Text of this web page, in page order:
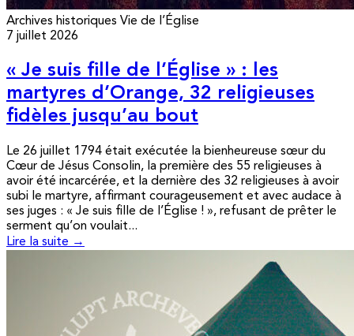
Archives historiques Vie de l’Église
7 juillet 2026
« Je suis fille de l’Église » : les
martyres d’Orange, 32 religieuses
fidèles jusqu’au bout
Le 26 juillet 1794 était exécutée la bienheureuse sœur du
Cœur de Jésus Consolin, la première des 55 religieuses à
avoir été incarcérée, et la dernière des 32 religieuses à avoir
subi le martyre, affirmant courageusement et avec audace à
ses juges : « Je suis fille de l’Église ! », refusant de prêter le
serment qu’on voulait...
Lire la suite →